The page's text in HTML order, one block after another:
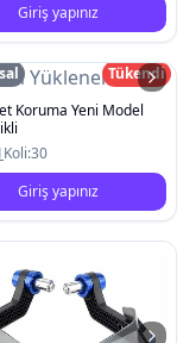
Giriş yapınız
Yüklenemedi
Tükendi
Koruma Yeni Model
Koli:30
Giriş yapınız